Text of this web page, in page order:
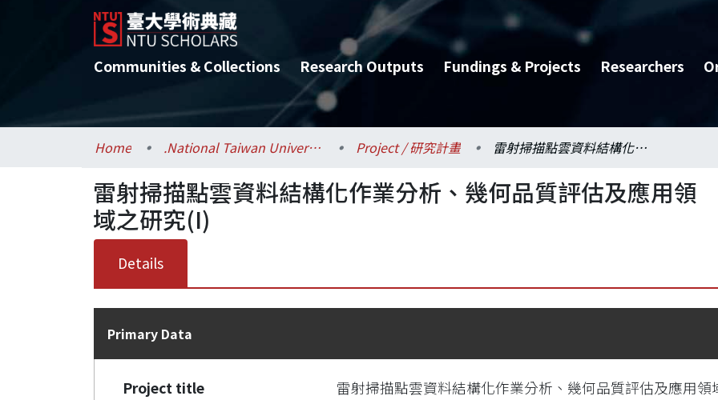
Communities & Collections Research Outputs Fundings & Projects Researchers
Home .National Taiwan University / 國立臺灣大學 Project / 研究計畫 雷射掃描點雲資料結構化作業分析、幾何品質評估及應用領域之研究(I)
雷射掃描點雲資料結構化作業分析、幾何品質評估及應用領
域之研究(I)
Details
Primary Data
Project title
雷射掃描點雲資料結構化作業分析、幾何品質評估及應用領